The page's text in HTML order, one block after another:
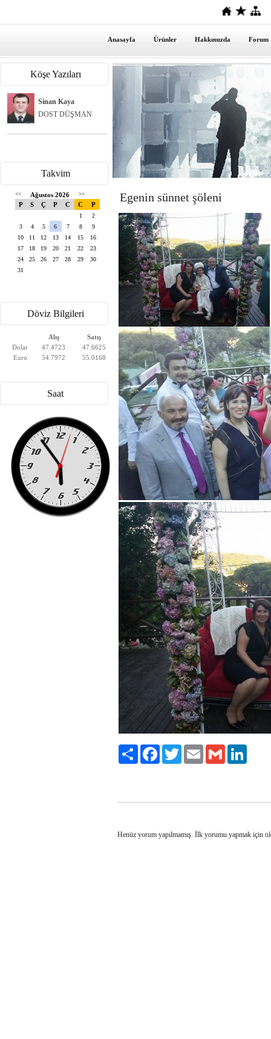
Anasayfa Ürünler Hakkımızda Forum
Köşe Yazıları
Sinan Kaya
DOST DÜŞMAN
Takvim
<< Ağustos 2026 >>
P S Ç P C C P
1
2
3
4 5 6 7 8
9
10
11 12 13 14 15
16
17
18 19 20 21 22
23
24
25 26 27 28 29
30
31
Döviz Bilgileri
Alış
Satış
Dolar
47.4723
47.6625
Euro
54.7972 55.0168
Saat
Egenin sünnet şöleni
Paylaş FacebookTwitter Email Gmail
Henüz yorum yapılmamış. İlk yorumu yapmak için